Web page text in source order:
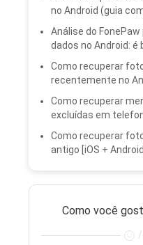
no Android (guia
Análise do
dados no Android: é
Como recuperar
recentemente no
Como recuperar
excluídas em
Como recuperar
antigo [iOS + Android]
Como você
/